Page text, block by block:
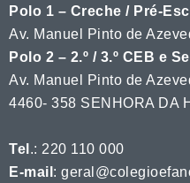
Polo 1 – Creche / Pré-
Av. Manuel Pinto de
Polo 2 – 2.º / 3.º CEB e
Av. Manuel Pinto de
4460- 358 SENHORA DA
Tel .: 220 110 000
E-mail :